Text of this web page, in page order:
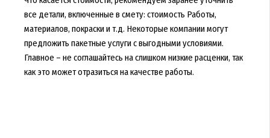
все детали, включенные в смету: стоимость Работы,
материалов, покраски и т.д. Некоторые компании могут
предложить пакетные услуги с выгодными условиями.
Главное – не соглашайтесь на слишком низкие расценки, так
как это может отразиться на качестве работы.